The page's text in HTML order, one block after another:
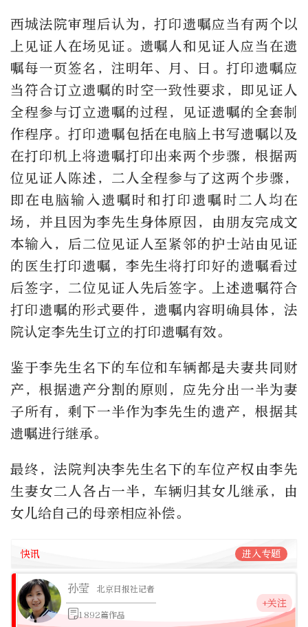
西城法院审理后认为，打印遗嘱应当有两个以
上见证人在场见证。遗嘱人和见证人应当在遗
嘱每一页签名，注明年、月、日。打印遗嘱应
当符合订立遗嘱的时空一致性要求，即见证人
全程参与订立遗嘱的过程，见证遗嘱的全套制
作程序。打印遗嘱包括在电脑上书写遗嘱以及
在打印机上将遗嘱打印出来两个步骤，根据两
位见证人陈述，二人全程参与了这两个步骤，
即在电脑输入遗嘱时和打印遗嘱时二人均在
场，并且因为李先生身体原因，由朋友完成文
本输入，后二位见证人至紧邻的护士站由见证
的医生打印遗嘱，李先生将打印好的遗嘱看过
后签字，二位见证人先后签字。上述遗嘱符合
打印遗嘱的形式要件，遗嘱内容明确具体，法
院认定李先生订立的打印遗嘱有效。
鉴于李先生名下的车位和车辆都是夫妻共同财
产，根据遗产分割的原则，应先分出一半为妻
子所有，剩下一半作为李先生的遗产，根据其
遗嘱进行继承。
最终，法院判决李先生名下的车位产权由李先
生妻女二人各占一半，车辆归其女儿继承，由
女儿给自己的母亲相应补偿。
快讯 进入专题
孙莹 北京日报社记者
1892篇作品
+关注